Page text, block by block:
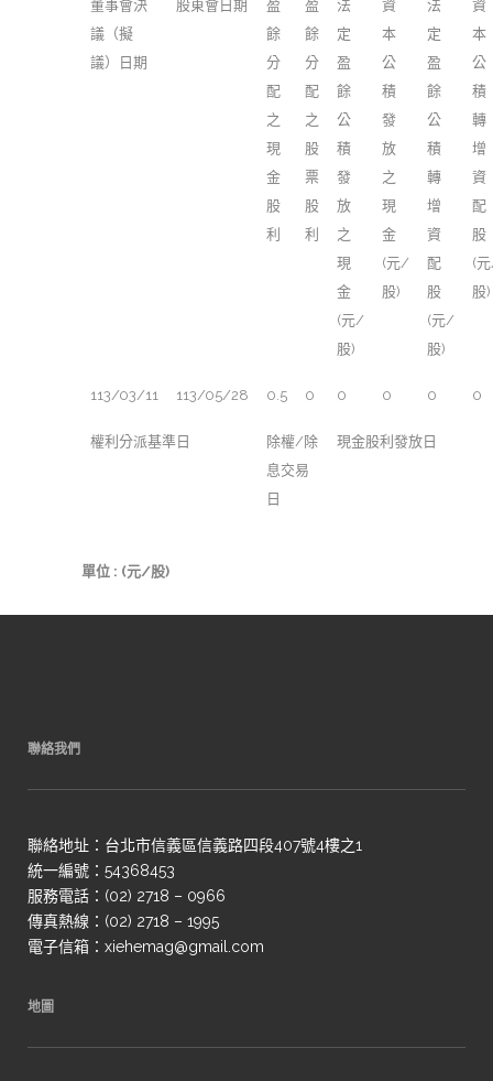
董事會決
議（擬
議）日期
股東會日期
盈
餘
分
配
之
現
金
股
利
盈
餘
分
配
之
股
票
股
利
法
定
盈
餘
公
積
發
放
之
現
金
(元/
股)
資
本
公
積
發
放
之
現
金
(元/
股)
法
定
盈
餘
公
積
轉
增
資
配
股
(元/
股)
資
本
公
積
轉
增
資
配
股
(
股)
113/03/11 113/05/28 0.5 0 0 0 0 0
權利分派基準日
除權/除
息交易
日
現金股利發放日
單位 : (元/股)
聯絡我們
聯絡地址：台北市信義區信義路四段407號4樓之1
統一編號：54368453
服務電話：(02) 2718 – 0966
傳真熱線：(02) 2718 – 1995
電子信箱：xiehemag@gmail.com
地圖